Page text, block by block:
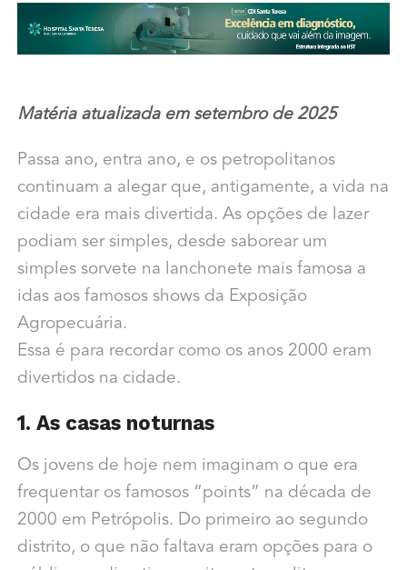
Matéria atualizada em setembro de 2025
Passa ano, entra ano, e os petropolitanos
continuam a alegar que, antigamente, a vida na
cidade era mais divertida. As opções de lazer
podiam ser simples, desde saborear um
simples sorvete na lanchonete mais famosa a
idas aos famosos shows da Exposição
Agropecuária.
Essa é para recordar como os anos 2000 eram
divertidos na cidade.
1. As casas noturnas
Os jovens de hoje nem imaginam o que era
frequentar os famosos “points” na década de
2000 em Petrópolis. Do primeiro ao segundo
distrito, o que não faltava eram opções para o